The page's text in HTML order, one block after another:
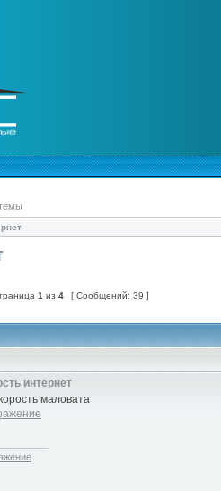
1 из 4 [ Сообщений: 39 ]
интернет
маловата